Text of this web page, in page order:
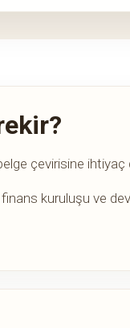
çevirisine ihtiyaç
kuruluşu ve